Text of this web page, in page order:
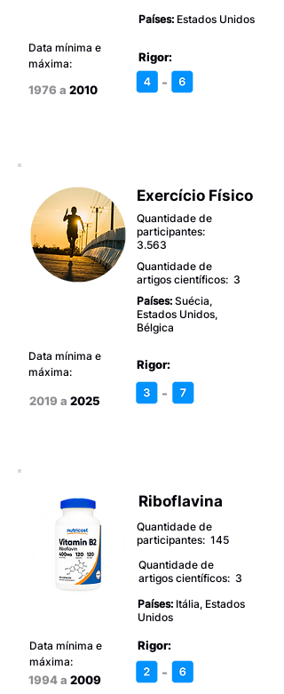
Países: Estados Unidos
Data mínima e
máxima:
1976 a 2010
Rigor:
-
Exercício Físico
Quantidade de
participantes:
3.563
Quantidade de
artigos científicos: 3
Países: Suécia,
Estados Unidos,
Bélgica
Data mínima e
máxima:
2019 a 2025
Rigor:
-
Riboflavina
Quantidade de
participantes: 145
Quantidade de
artigos científicos: 3
Países: Itália, Estados
Unidos
Data mínima e
máxima:
1994 a 2009
Rigor:
-